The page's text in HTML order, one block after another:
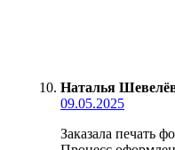
Наталья
09.05.2025
Заказала печать